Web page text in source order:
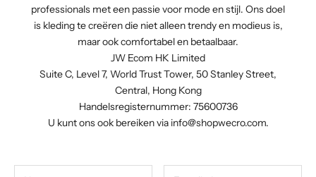
professionals met een passie voor mode en stijl. Ons doel
is kleding te creëren die niet alleen trendy en modieus is,
maar ook comfortabel en betaalbaar.
JW Ecom HK Limited
Suite C, Level 7, World Trust Tower, 50 Stanley Street,
Central, Hong Kong
Handelsregisternummer: 75600736
U kunt ons ook bereiken via info@shopwecro.com.